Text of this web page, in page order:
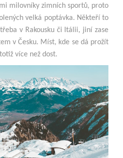
milovníky zimních sportů, proto
velká poptávka. Někteří to
v Rakousku či Itálii, jiní zase
v Česku. Míst, kde se dá prožít
více než dost.